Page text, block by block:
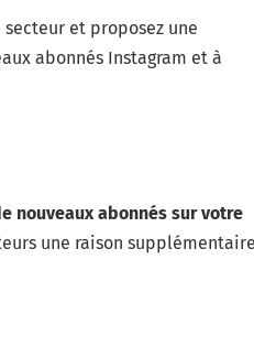
et proposez une
abonnés Instagram et à
nouveaux abonnés sur votre
une raison